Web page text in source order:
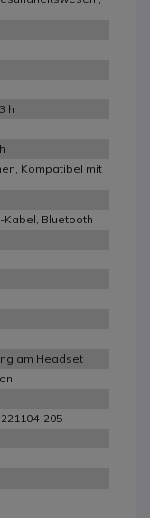
h
Kompatibel mit
Kabel, Bluetooth
am Headset
205